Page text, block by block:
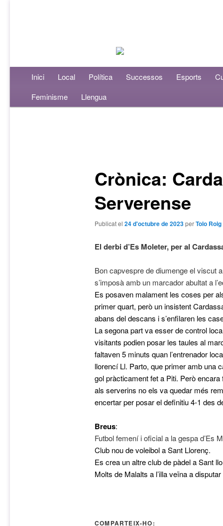
Menú principalAneu al contingut principal
Aneu al contingut secundari
Inici Local Política Successos Esports
Feminisme
Llengua
Crònica:
Serverense
Publicat el 24 d'octubre de 2023perTolo Roig
El derbi d’Es Moleter, per al
Bon capvespre de diumenge el viscut
s’imposà amb un marcador abultat a
Es posaven malament les coses per
primer quart, però un insistent
abans del descans i s’enfilaren les
La segona part va esser de control
visitants podien posar les taules al
faltaven 5 minuts quan l’entrenador
llorencí Ll. Parto, que primer amb una
gol pràcticament fet a Piti. Però
als serverins no els va quedar més
encertar per posar el definitiu 4-1 des
Breus:
Futbol femení i oficial a la gespa d’Es
Club nou de voleibol a Sant Llorenç.
Es crea un altre club de pàdel a Sant
Molts de Malalts a l’illa veïna a disputar
COMPARTEIX-HO: